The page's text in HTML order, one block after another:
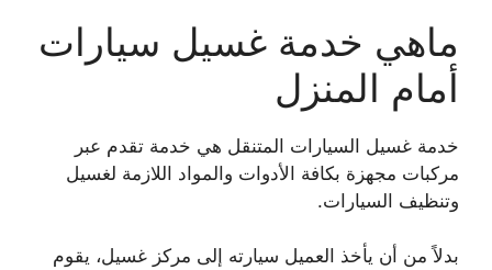
ماهي خدمة غسيل سيارات
أمام المنزل
خدمة غسيل السيارات المتنقل هي خدمة تقدم عبر
مركبات مجهزة بكافة الأدوات والمواد اللازمة لغسيل
وتنظيف السيارات.
بدلاً من أن يأخذ العميل سيارته إلى مركز غسيل، يقوم